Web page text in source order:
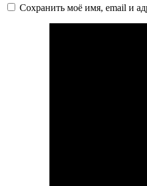
Сохранить моё имя, email и